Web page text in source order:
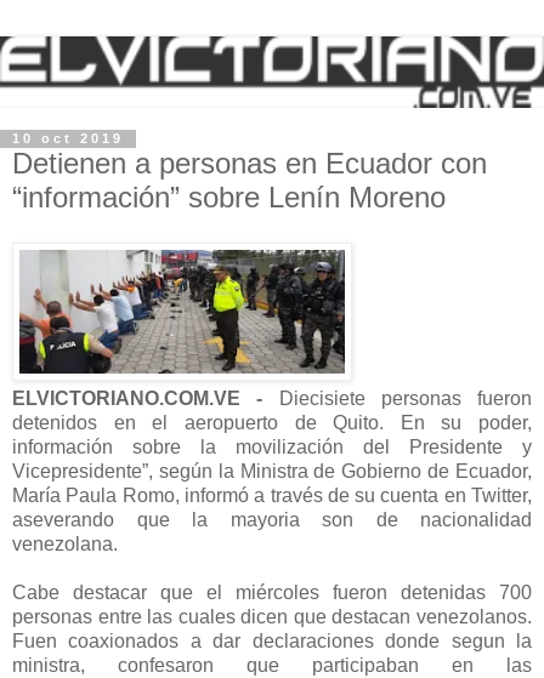
10 oct 2019
Detienen a personas en Ecuador con
“información” sobre Lenín Moreno
ELVICTORIANO.COM.VE -
Diecisiete personas fueron
detenidos en el aeropuerto de Quito. En su poder,
información sobre la movilización del Presidente y
Vicepresidente”, según la Ministra de Gobierno de Ecuador,
María Paula Romo, informó a través de su cuenta en Twitter,
aseverando que la mayoria son de nacionalidad
venezolana.
Cabe destacar que el miércoles fueron detenidas 700
personas entre las cuales dicen que destacan venezolanos.
Fuen coaxionados a dar declaraciones donde segun la
ministra, confesaron que participaban en las